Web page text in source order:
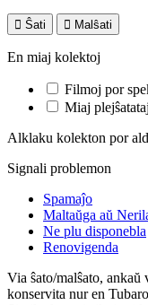
 Ŝati  Malŝati
En miaj kolektoj
Filmoj por
Miaj
Alklaku kolekton por
Signali problemon
Spamaĵo
Maltaŭga aŭ
Ne plu disponebla
Renovigenda
Via ŝato/malŝato,
konservita nur en